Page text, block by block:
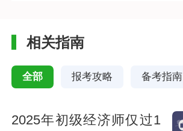
相关指南
全部 报考攻略 备考指南
2025年初级经济师仅过1